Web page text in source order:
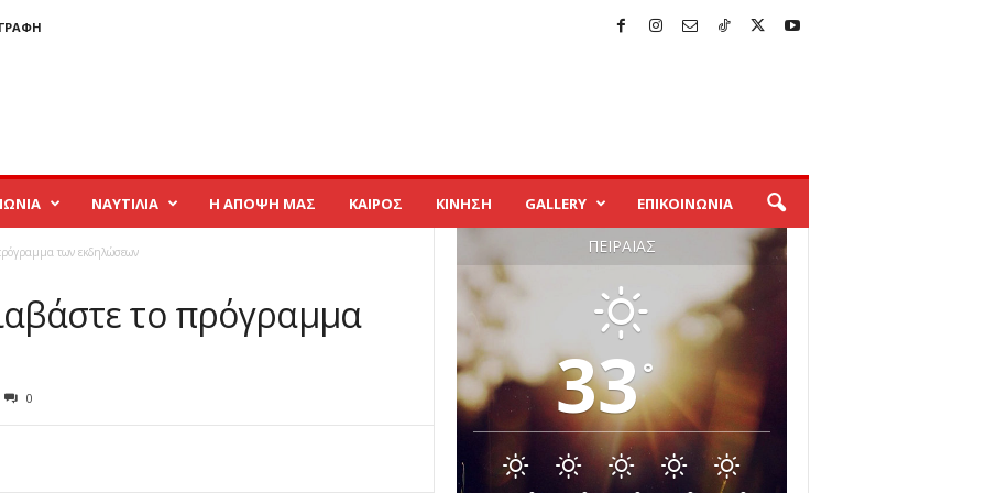
ΝΑΥΤΙΛΙΑ Η ΑΠΟΨΗ ΜΑΣ ΚΑΙΡΟΣ ΚΙΝΗΣΗ GALLERY ΕΠΙΚΟΙΝΩΝΙΑ
των εκδηλώσεων
το πρόγραμμα
0
ΠΕΙΡΑΙΆΣ
33°